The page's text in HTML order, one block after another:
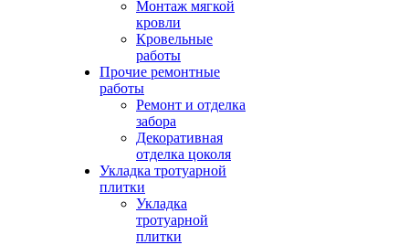
Монтаж мягкой
кровли
Кровельные
работы
Прочие ремонтные
работы
Ремонт и отделка
забора
Декоративная
отделка цоколя
Укладка тротуарной
плитки
Укладка
тротуарной
плитки